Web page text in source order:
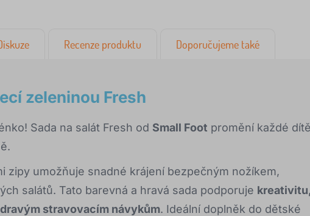
Recenze produktu Doporučujeme také
zeleninou Fresh
Sada na salát Fresh od Small Foot promění každé dítě
zipy umožňuje snadné krájení bezpečným nožíkem,
salátů. Tato barevná a hravá sada podporuje
stravovacím návykům. Ideální doplněk do dětské